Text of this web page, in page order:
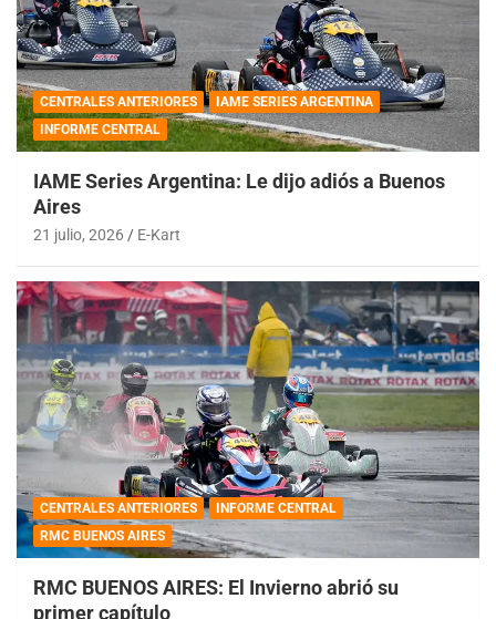
CENTRALES ANTERIORES
IAME SERIES ARGENTINA
INFORME CENTRAL
IAME Series Argentina: Le dijo adiós a Buenos
Aires
21 julio, 2026 E-Kart
CENTRALES ANTERIORES
INFORME CENTRAL
RMC BUENOS AIRES
RMC BUENOS AIRES: El Invierno abrió su
primer capítulo